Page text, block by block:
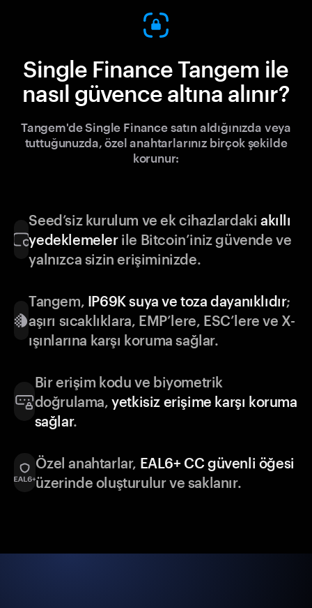
Single Finance Tangem ile
nasıl güvence altına alınır?
Tangem'de Single Finance satın aldığınızda veya
tuttuğunuzda, özel anahtarlarınız birçok şekilde
korunur:
Seed’siz kurulum ve ek cihazlardakiakıllı
yedeklemelerile Bitcoin’iniz güvende ve
yalnızca sizin erişiminizde.
Tangem, IP69K suya ve toza dayanıklıdır;
aşırı sıcaklıklara, EMP’lere, ESC’lere ve X-
ışınlarına karşı koruma sağlar.
Bir erişim kodu ve biyometrik
doğrulama,yetkisiz erişime karşı koruma
sağlar.
Özel anahtarlar, EAL6+ CC güvenli öğesi
üzerinde oluşturulur ve saklanır.